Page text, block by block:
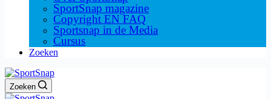
SportSnap magazine
Copyright EN FAQ
Sportsnap in de Media
Cursus
Zoeken
Zoeken